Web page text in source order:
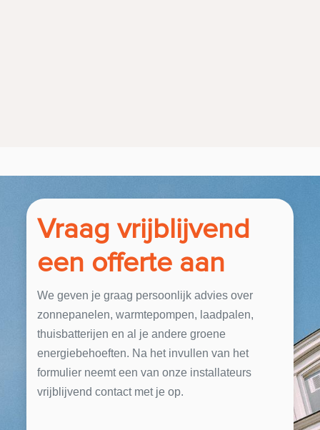
Vraag vrijblijvend
een offerte aan
We geven je graag persoonlijk advies over
zonnepanelen, warmtepompen, laadpalen,
thuisbatterijen en al je andere groene
energiebehoeften. Na het invullen van het
formulier neemt een van onze installateurs
vrijblijvend contact met je op.